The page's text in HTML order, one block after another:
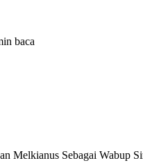
baca
Melkianus Sebagai Wabup